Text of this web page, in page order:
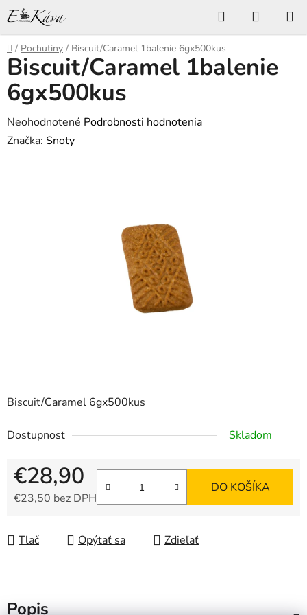
Prejsť
na
obsah
Hľadať
KOŠÍK
Domov
/ Pochutiny / Biscuit/Caramel 1balenie 6gx500kus
Biscuit/Caramel 6gx500kus
Dostupnosť Skladom
€28,90
€23,50 bez DPH
DO KOŠÍKA
Tlač Opýtať sa Zdieľať
Biscuit/Caramel 1balenie
6gx500kus
Priemerné
hodnotenie
Neohodnotené Podrobnosti hodnotenia
Značka: Snoty
Popis